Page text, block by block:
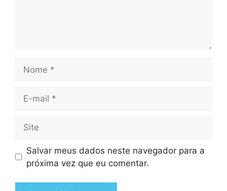
mail
Salvar meus dados neste navegador para a
próxima vez que eu comentar.